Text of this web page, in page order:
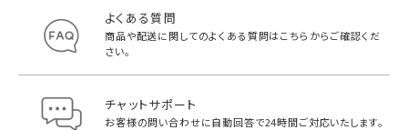
よくある質問
商品や配送に関してのよくある質問はこちらからご確認くだ
さい。
チャットサポート
お客様の問い合わせに自動回答で24時間ご対応いたします。